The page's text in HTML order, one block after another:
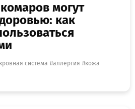
могут
как
система аллергия
кожа